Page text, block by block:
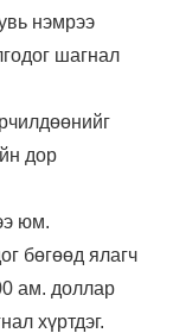
нэмрээ
шагнал
дор
юм.
бөгөөд ялагч
ам. доллар
хүртдэг.